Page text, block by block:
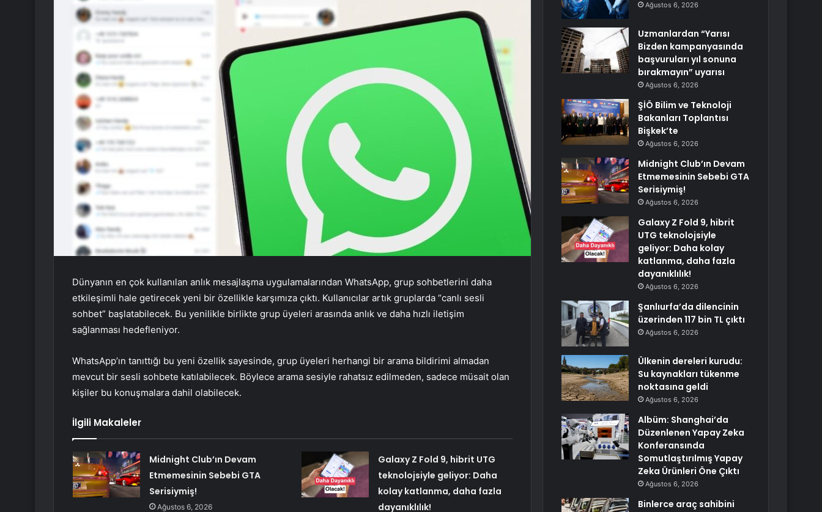
Dünyanın en çok kullanılan anlık mesajlaşma uygulamalarından WhatsApp, grup sohbetlerini daha
etkileşimli hale getirecek yeni bir özellikle karşımıza çıktı. Kullanıcılar artık gruplarda “canlı sesli
sohbet” başlatabilecek. Bu yenilikle birlikte grup üyeleri arasında anlık ve daha hızlı iletişim
sağlanması hedefleniyor.
WhatsApp’ın tanıttığı bu yeni özellik sayesinde, grup üyeleri herhangi bir arama bildirimi almadan
mevcut bir sesli sohbete katılabilecek. Böylece arama sesiyle rahatsız edilmeden, sadece müsait olan
kişiler bu konuşmalara dahil olabilecek.
İlgili Makaleler
Midnight Club’ın Devam
Etmemesinin Sebebi GTA
Serisiymiş!
Ağustos 6, 2026
Galaxy Z Fold 9, hibrit UTG
teknolojsiyle geliyor: Daha
kolay katlanma, daha fazla
dayanıklılık!
Ağustos 6, 2026
Uzmanlardan “Yarısı
Bizden kampanyasında
başvuruları yıl sonuna
bırakmayın” uyarısı
Ağustos 6, 2026
ŞİÖ Bilim ve Teknoloji
Bakanları Toplantısı
Bişkek’te
Ağustos 6, 2026
Midnight Club’ın Devam
Etmemesinin Sebebi GTA
Serisiymiş!
Ağustos 6, 2026
Galaxy Z Fold 9, hibrit
UTG teknolojsiyle
geliyor: Daha kolay
katlanma, daha fazla
dayanıklılık!
Ağustos 6, 2026
Şanlıurfa’da dilencinin
üzerinden 117 bin TL çıktı
Ağustos 6, 2026
Ülkenin dereleri kurudu:
Su kaynakları tükenme
noktasına geldi
Ağustos 6, 2026
Albüm: Shanghai’da
Düzenlenen Yapay Zeka
Konferansında
Somutlaştırılmış Yapay
Zeka Ürünleri Öne Çıktı
Ağustos 6, 2026
Binlerce araç sahibini